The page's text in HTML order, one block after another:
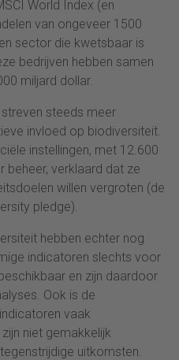
World Index (en
van ongeveer 1500
sector die kwetsbaar is
bedrijven hebben samen
miljard dollar.
streven steeds meer
invloed op biodiversiteit.
instellingen, met 12.600
beheer, verklaard dat ze
willen vergroten (de
pledge).
hebben echter nog
indicatoren slechts voor
en zijn daardoor
Ook is de
vaak
niet gemakkelijk
uitkomsten.